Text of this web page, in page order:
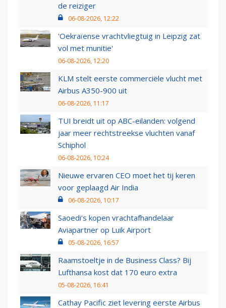
de reiziger
06-08-2026, 12:22
'Oekraïense vrachtvliegtuig in Leipzig zat
vol met munitie'
06-08-2026, 12:20
KLM stelt eerste commerciële vlucht met
Airbus A350-900 uit
06-08-2026, 11:17
TUI breidt uit op ABC-eilanden: volgend
jaar meer rechtstreekse vluchten vanaf
Schiphol
06-08-2026, 10:24
Nieuwe ervaren CEO moet het tij keren
voor geplaagd Air India
06-08-2026, 10:17
Saoedi’s kopen vrachtafhandelaar
Aviapartner op Luik Airport
05-08-2026, 16:57
Raamstoeltje in de Business Class? Bij
Lufthansa kost dat 170 euro extra
05-08-2026, 16:41
Cathay Pacific ziet levering eerste Airbus